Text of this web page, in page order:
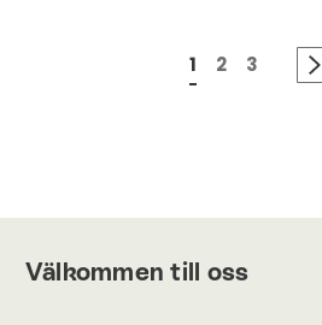
1 2 3
Välkommen till oss